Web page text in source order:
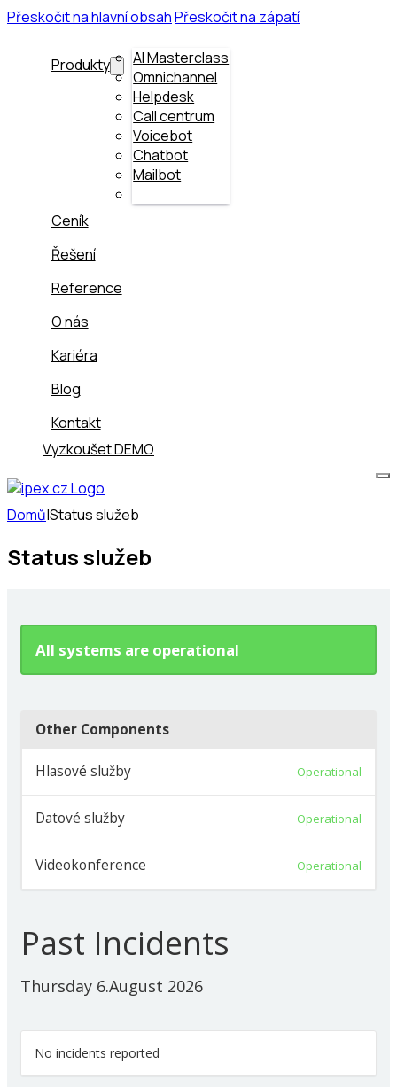
Přeskočit na hlavní obsahPřeskočit na zápatí
Produkty
AI Masterclass
Omnichannel
Helpdesk
Call centrum
Voicebot
Chatbot
Mailbot
Ceník
Řešení
Reference
O nás
Kariéra
Blog
Kontakt
Vyzkoušet DEMO
Domů|Status služeb
Status služeb